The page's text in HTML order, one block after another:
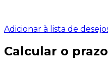
Adicionar à lista de
Calcular o